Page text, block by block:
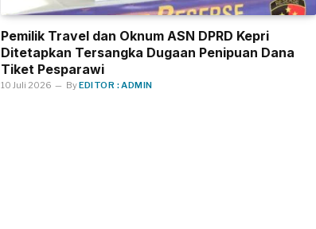
Pemilik Travel dan Oknum ASN DPRD Kepri
Ditetapkan Tersangka Dugaan Penipuan Dana
Tiket Pesparawi
10 Juli 2026 ByEDITOR : ADMIN